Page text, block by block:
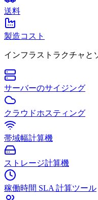
送料
製造コスト
インフラストラクチャと
サーバーのサイジング
クラウドホスティング
帯域幅計算機
ストレージ計算機
稼働時間 SLA 計算ツール